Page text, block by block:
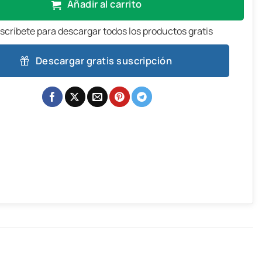
Añadir al carrito
para descargar todos los productos gratis
Descargar gratis suscripción